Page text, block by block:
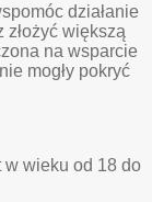
działanie
złożyć większą
na wsparcie
mogły pokryć
w wieku od 18 do